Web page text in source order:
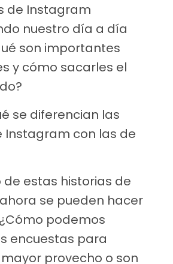
de Instagram
nuestro día a día
son importantes
y cómo sacarles el
se diferencian las
Instagram con las de
de estas historias de
se pueden hacer
podemos
encuestas para
provecho o son